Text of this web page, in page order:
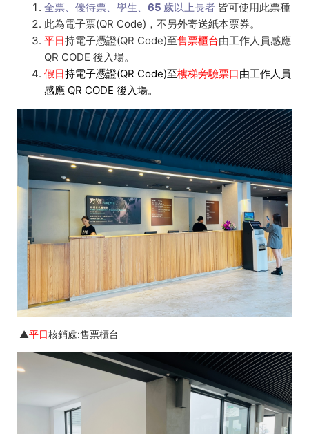
全票、優待票、學生、65 歲以上長者 皆可使用此票種
此為電子票(QR Code)，不另外寄送紙本票券。
平日持電子憑證(QR Code)至售票櫃台由工作人員感應
QR CODE 後入場。
假日持電子憑證(QR Code)至樓梯旁驗票口由工作人員
感應 QR CODE 後入場。
▲平日核銷處:售票櫃台